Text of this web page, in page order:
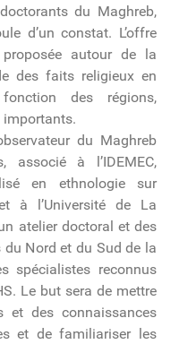
du Maghreb,
d’un constat. L’offre
autour de la
des faits religieux en
des régions,
importants.
du Maghreb
associé à l’IDEMEC,
en ethnologie sur
à l’Université de La
atelier doctoral et des
Nord et du Sud de la
spécialistes reconnus
Le but sera de mettre
et des connaissances
et de familiariser les